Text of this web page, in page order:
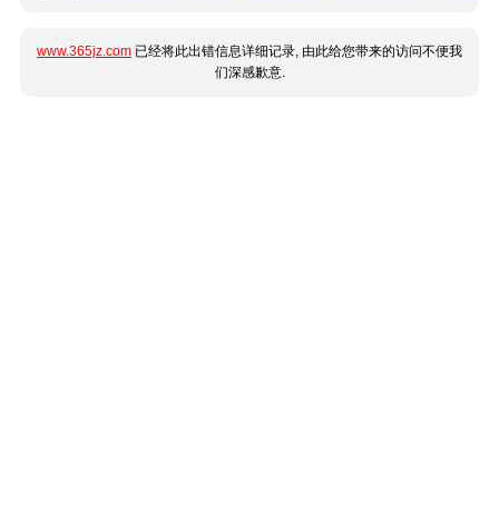
www.365jz.com 已经将此出错信息详细记录, 由此给您带来的访问不便我
们深感歉意.